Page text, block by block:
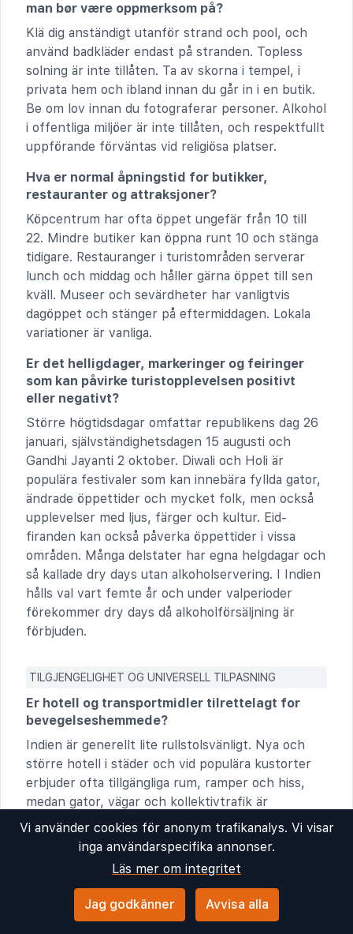
man bør være oppmerksom på?
Klä dig anständigt utanför strand och pool, och
använd badkläder endast på stranden. Topless
solning är inte tillåten. Ta av skorna i tempel, i
privata hem och ibland innan du går in i en butik.
Be om lov innan du fotograferar personer. Alkohol
i offentliga miljöer är inte tillåten, och respektfullt
uppförande förväntas vid religiösa platser.
Hva er normal åpningstid for butikker,
restauranter og attraksjoner?
Köpcentrum har ofta öppet ungefär från 10 till
22. Mindre butiker kan öppna runt 10 och stänga
tidigare. Restauranger i turistområden serverar
lunch och middag och håller gärna öppet till sen
kväll. Museer och sevärdheter har vanligtvis
dagöppet och stänger på eftermiddagen. Lokala
variationer är vanliga.
Er det helligdager, markeringer og feiringer
som kan påvirke turistopplevelsen positivt
eller negativt?
Större högtidsdagar omfattar republikens dag 26
januari, självständighetsdagen 15 augusti och
Gandhi Jayanti 2 oktober. Diwali och Holi är
populära festivaler som kan innebära fyllda gator,
ändrade öppettider och mycket folk, men också
upplevelser med ljus, färger och kultur. Eid-
firanden kan också påverka öppettider i vissa
områden. Många delstater har egna helgdagar och
så kallade dry days utan alkoholservering. I Indien
hålls val vart femte år och under valperioder
förekommer dry days då alkoholförsäljning är
förbjuden.
TILGJENGELIGHET OG UNIVERSELL TILPASNING
Er hotell og transportmidler tilrettelagt for
bevegelseshemmede?
Indien är generellt lite rullstolsvänligt. Nya och
större hotell i städer och vid populära kustorter
erbjuder ofta tillgängliga rum, ramper och hiss,
medan gator, vägar och kollektivtrafik är
begränsat anpassade.
ALKOHOL OG TOBAKKSREGLER
Er alkohol lovlig å kjøpe og konsumere i landet,
i så fall hva er aldersgrensen?
Vi använder cookies för anonym trafikanalys. Vi visar
inga användarspecifika annonser.
Läs mer om integritet
Jag godkänner Avvisa alla